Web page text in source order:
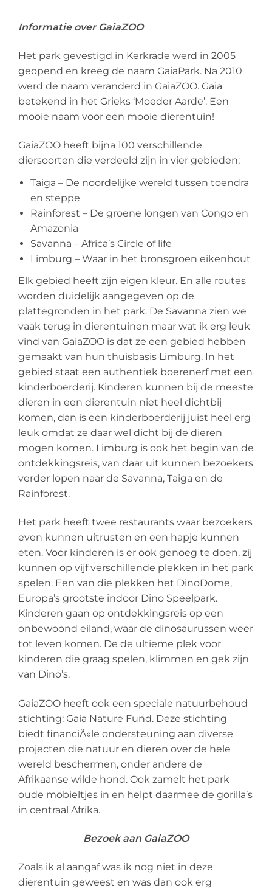
Informatie over GaiaZOO
Het park gevestigd in Kerkrade werd in 2005
geopend en kreeg de naam GaiaPark. Na 2010
werd de naam veranderd in GaiaZOO. Gaia
betekend in het Grieks ‘Moeder Aarde’. Een
mooie naam voor een mooie dierentuin!
GaiaZOO heeft bijna 100 verschillende
diersoorten die verdeeld zijn in vier gebieden;
Taiga – De noordelijke wereld tussen toendra
en steppe
Rainforest – De groene longen van Congo en
Amazonia
Savanna – Africa’s Circle of life
Limburg – Waar in het bronsgroen eikenhout
Elk gebied heeft zijn eigen kleur. En alle routes
worden duidelijk aangegeven op de
plattegronden in het park. De Savanna zien we
vaak terug in dierentuinen maar wat ik erg leuk
vind van GaiaZOO is dat ze een gebied hebben
gemaakt van hun thuisbasis Limburg. In het
gebied staat een authentiek boerenerf met een
kinderboerderij. Kinderen kunnen bij de meeste
dieren in een dierentuin niet heel dichtbij
komen, dan is een kinderboerderij juist heel erg
leuk omdat ze daar wel dicht bij de dieren
mogen komen. Limburg is ook het begin van de
ontdekkingsreis, van daar uit kunnen bezoekers
verder lopen naar de Savanna, Taiga en de
Rainforest.
Het park heeft twee restaurants waar bezoekers
even kunnen uitrusten en een hapje kunnen
eten. Voor kinderen is er ook genoeg te doen, zij
kunnen op vijf verschillende plekken in het park
spelen. Een van die plekken het DinoDome,
Europa’s grootste indoor Dino Speelpark.
Kinderen gaan op ontdekkingsreis op een
onbewoond eiland, waar de dinosaurussen weer
tot leven komen. De de ultieme plek voor
kinderen die graag spelen, klimmen en gek zijn
van Dino’s.
GaiaZOO heeft ook een speciale natuurbehoud
stichting: Gaia Nature Fund. Deze stichting
biedt financiÃ«le ondersteuning aan diverse
projecten die natuur en dieren over de hele
wereld beschermen, onder andere de
Afrikaanse wilde hond. Ook zamelt het park
oude mobieltjes in en helpt daarmee de gorilla’s
in centraal Afrika.
Bezoek aan GaiaZOO
Zoals ik al aangaf was ik nog niet in deze
dierentuin geweest en was dan ook erg